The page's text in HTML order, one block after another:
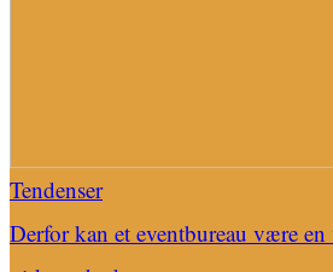
Tendenser
Derfor kan et eventbureau være